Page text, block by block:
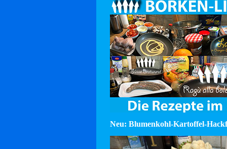
Neu: Blumenkohl-Kartoffel-